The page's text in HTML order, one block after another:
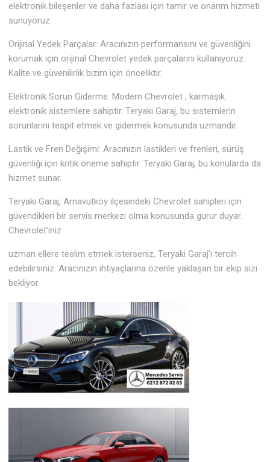
elektronik bileşenler ve daha fazlası için tamir ve onarım hizmeti
sunuyoruz.
Orijinal Yedek Parçalar: Aracınızın performansını ve güvenliğini
korumak için orijinal Chevrolet yedek parçalarını kullanıyoruz.
Kalite ve güvenilirlik bizim için önceliktir.
Elektronik Sorun Giderme: Modern Chevrolet , karmaşık
elektronik sistemlere sahiptir. Teryaki Garaj, bu sistemlerin
sorunlarını tespit etmek ve gidermek konusunda uzmandır.
Lastik ve Fren Değişimi: Aracınızın lastikleri ve frenleri, sürüş
güvenliği için kritik öneme sahiptir. Teryaki Garaj, bu konularda da
hizmet sunar.
Teryaki Garaj, Arnavutköy ilçesindeki Chevrolet sahipleri için
güvendikleri bir servis merkezi olma konusunda gurur duyar.
Chevrolet’iniz
uzman ellere teslim etmek isterseniz, Teryaki Garaj’ı tercih
edebilirsiniz. Aracınızın ihtiyaçlarına özenle yaklaşan bir ekip sizi
bekliyor.